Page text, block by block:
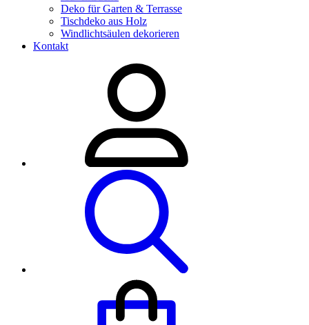
Deko für Garten & Terrasse
Tischdeko aus Holz
Windlichtsäulen dekorieren
Kontakt